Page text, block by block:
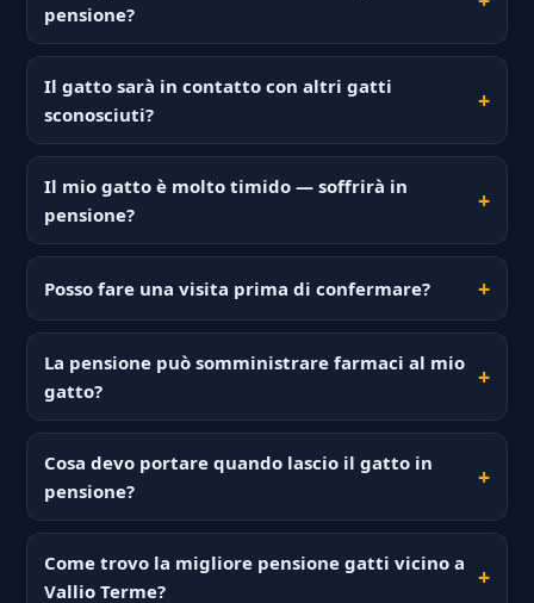
pensione?
Il gatto sarà in contatto con altri gatti
sconosciuti?
Il mio gatto è molto timido — soffrirà in
pensione?
Posso fare una visita prima di confermare?
La pensione può somministrare farmaci al mio
gatto?
Cosa devo portare quando lascio il gatto in
pensione?
Come trovo la migliore pensione gatti vicino a
Vallio Terme?